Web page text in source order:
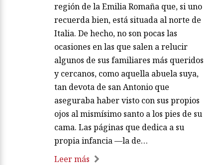
región de la Emilia Romaña que, si uno
recuerda bien, está situada al norte de
Italia. De hecho, no son pocas las
ocasiones en las que salen a relucir
algunos de sus familiares más queridos
y cercanos, como aquella abuela suya,
tan devota de san Antonio que
aseguraba haber visto con sus propios
ojos al mismísimo santo a los pies de su
cama. Las páginas que dedica a su
propia infancia —la de…
Leer más